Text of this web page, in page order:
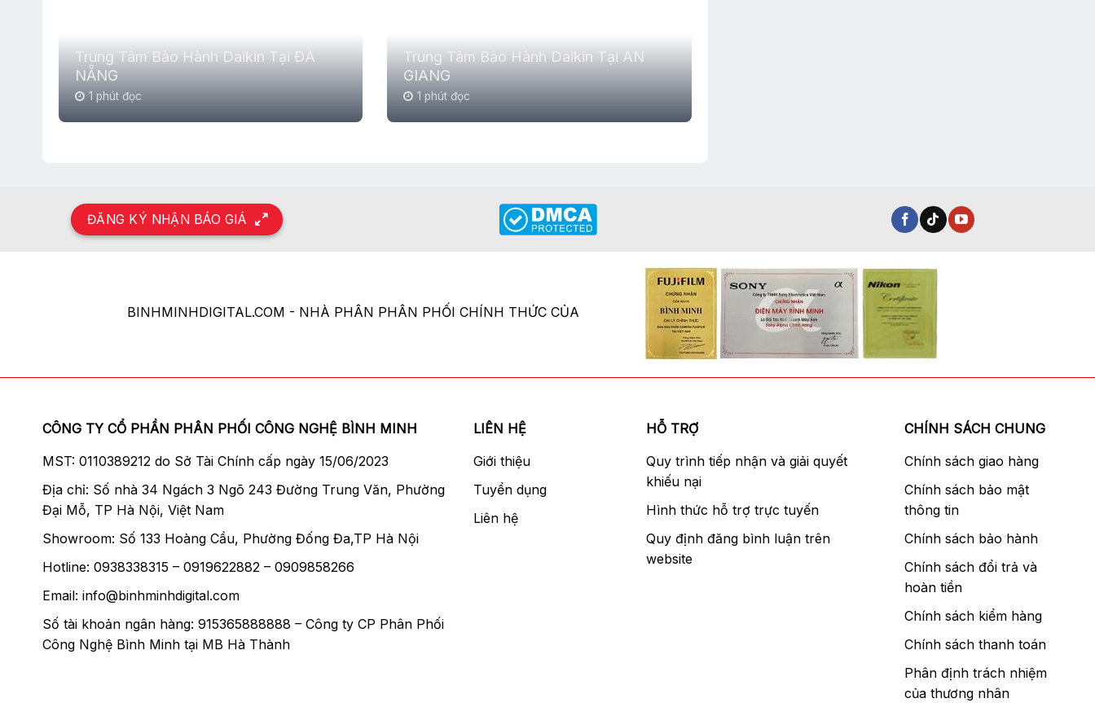
Trung Tâm Bảo Hành Daikin Tại ĐÀ
NẴNG
1 phút đọc
Trung Tâm Bảo Hành Daikin Tại AN
GIANG
1 phút đọc
ĐĂNG KÝ NHẬN BÁO GIÁ
BINHMINHDIGITAL.COM - NHÀ PHÂN PHÂN PHỐI CHÍNH THỨC CỦA
CÔNG TY CỔ PHẦN PHÂN PHỐI CÔNG NGHỆ BÌNH MINH
MST: 0110389212 do Sở Tài Chính cấp ngày 15/06/2023
Địa chỉ: Số nhà 34 Ngách 3 Ngõ 243 Đường Trung Văn, Phường
Đại Mỗ, TP Hà Nội, Việt Nam
Showroom: Số 133 Hoàng Cầu, Phường Đống Đa,TP Hà Nội
Hotline: 0938338315 – 0919622882 – 0909858266
Email: info@binhminhdigital.com
Số tài khoản ngân hàng: 915365888888 – Công ty CP Phân Phối
Công Nghệ Bình Minh tại MB Hà Thành
LIÊN HỆ
Giới thiệu
Tuyển dụng
Liên hệ
HỖ TRỢ
Quy trình tiếp nhận và giải quyết
khiếu nại
Hình thức hỗ trợ trực tuyến
Quy định đăng bình luận trên
website
CHÍNH SÁCH CHUNG
Chính sách giao hàng
Chính sách bảo mật
thông tin
Chính sách bảo hành
Chính sách đổi trả và
hoàn tiền
Chính sách kiểm hàng
Chính sách thanh toán
Phân định trách nhiệm
của thương nhân